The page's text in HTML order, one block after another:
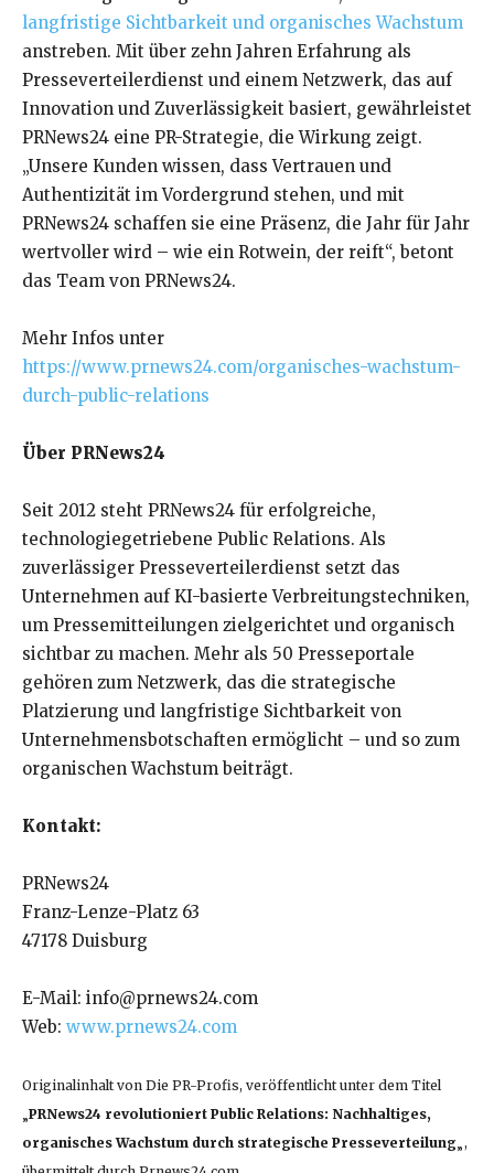
langfristige Sichtbarkeit und organisches Wachstum
anstreben. Mit über zehn Jahren Erfahrung als
Presseverteilerdienst und einem Netzwerk, das auf
Innovation und Zuverlässigkeit basiert, gewährleistet
PRNews24 eine PR-Strategie, die Wirkung zeigt.
„Unsere Kunden wissen, dass Vertrauen und
Authentizität im Vordergrund stehen, und mit
PRNews24 schaffen sie eine Präsenz, die Jahr für Jahr
wertvoller wird – wie ein Rotwein, der reift“, betont
das Team von PRNews24.
Mehr Infos unter
https://www.prnews24.com/organisches-wachstum-
durch-public-relations
Über PRNews24
Seit 2012 steht PRNews24 für erfolgreiche,
technologiegetriebene Public Relations. Als
zuverlässiger Presseverteilerdienst setzt das
Unternehmen auf KI-basierte Verbreitungstechniken,
um Pressemitteilungen zielgerichtet und organisch
sichtbar zu machen. Mehr als 50 Presseportale
gehören zum Netzwerk, das die strategische
Platzierung und langfristige Sichtbarkeit von
Unternehmensbotschaften ermöglicht – und so zum
organischen Wachstum beiträgt.
Kontakt:
PRNews24
Franz-Lenze-Platz 63
47178 Duisburg
E-Mail: info@prnews24.com
Web: www.prnews24.com
Originalinhalt von Die PR-Profis, veröffentlicht unter dem Titel
PRNews24 revolutioniert Public Relations: Nachhaltiges,
organisches Wachstum durch strategische Presseverteilung „,